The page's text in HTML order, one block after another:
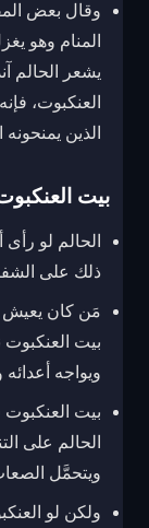
وقال بعض
المنام وهو
يشعر الحالم
العنكبوت،
الذين
بيت
الحالم لو
ذلك على
مَن كان يعيش
بيت العنكبوت
ويواجه
بيت
الحالم على
ويتحمَّل
ولكن لو